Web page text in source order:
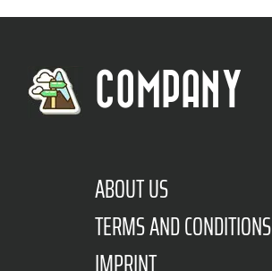
COMPANY
ABOUT US
TERMS AND CONDITIONS